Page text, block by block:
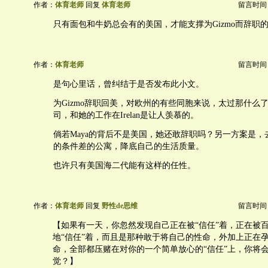
作者： 体育老师 回复 体育老师 留言时间
只有面包和牛奶总会有的美国，才能支撑为Gizmo而辞职
作者： 体育老师 留言时间
是句心里话，曾纠结于是否发布此小文。
为Gizmo辞职回美，对欧州的有些同胞来说，太过那什么
司，和她的工作在Irelan是让人羡慕的。
倘若Maya的背后不是美国，她还敢辞职吗？另一方案是，
的条件差的公寓，降底自己的生活质量。
也许只有美国海二代能有这样的任性。
作者： 体育老师 回复 野性de思维 留言时间
【如果有一天，你忽然发现自己正在被“信任”着，正在被
地“信任”着，而且是那种敢于将自己的性命，外加上正在
命，全部都压赌在对你的一个简单放心的“信任”上，你将
觉？】